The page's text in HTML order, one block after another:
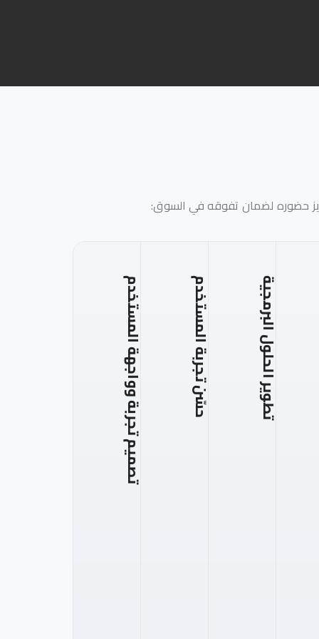
حضوره لضمان تفوقه في السوق:
تطوير الحلول البرمجية حسّن تجربة المستخدم تصميم تجربة وواجهة المستخدم